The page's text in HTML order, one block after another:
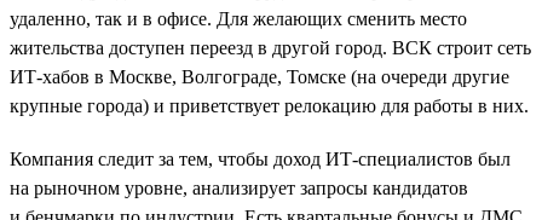
удаленно, так и в офисе. Для желающих сменить место
жительства доступен переезд в другой город. ВСК строит сеть
ИТ-хабов в Москве, Волгограде, Томске (на очереди другие
крупные города) и приветствует релокацию для работы в них.
Компания следит за тем, чтобы доход ИТ-специалистов был
на рыночном уровне, анализирует запросы кандидатов